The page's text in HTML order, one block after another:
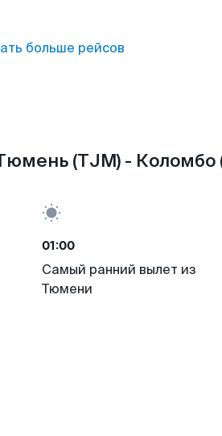
больше рейсов
(TJM) - Коломбо
01:00
Самый ранний вылет из
Тюмени